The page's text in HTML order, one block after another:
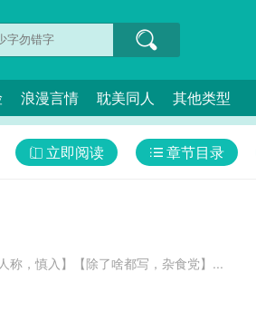
浪漫言情 耽美同人 其他类型
章节目录
立即阅读
称，慎入】【除了啥都写，杂食党】...